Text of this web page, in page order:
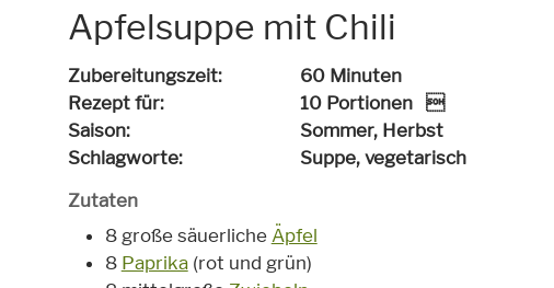
Apfelsuppe mit Chili
Zubereitungszeit
60 Minuten
Rezept für
10 Portionen 
Saison
Sommer, Herbst
Schlagworte
Suppe,vegetarisch
Zutaten
8 große säuerliche Äpfel
8 Paprika(rot und grün)